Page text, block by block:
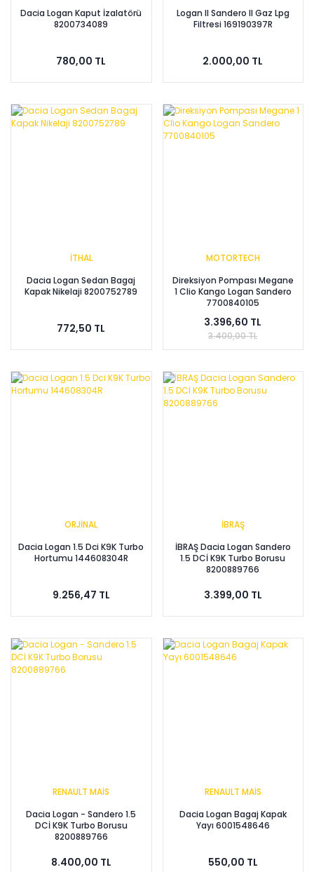
Dacia Logan Kaput İzalatörü
8200734089
780,00 TL
Logan II Sandero II Gaz Lpg
Filtresi 169190397R
2.000,00 TL
İTHAL
Dacia Logan Sedan Bagaj
Kapak Nikelaji 8200752789
772,50 TL
MOTORTECH
Direksiyon Pompası Megane
1 Clio Kango Logan Sandero
7700840105
3.396,60 TL
3.400,00 TL
ORJİNAL
Dacia Logan 1.5 Dci K9K Turbo
Hortumu 144608304R
9.256,47 TL
İBRAŞ
İBRAŞ Dacia Logan Sandero
1.5 DCİ K9K Turbo Borusu
8200889766
3.399,00 TL
RENAULT MAİS
Dacia Logan - Sandero 1.5
DCİ K9K Turbo Borusu
8200889766
8.400,00 TL
RENAULT MAİS
Dacia Logan Bagaj Kapak
Yayı 6001548646
550,00 TL